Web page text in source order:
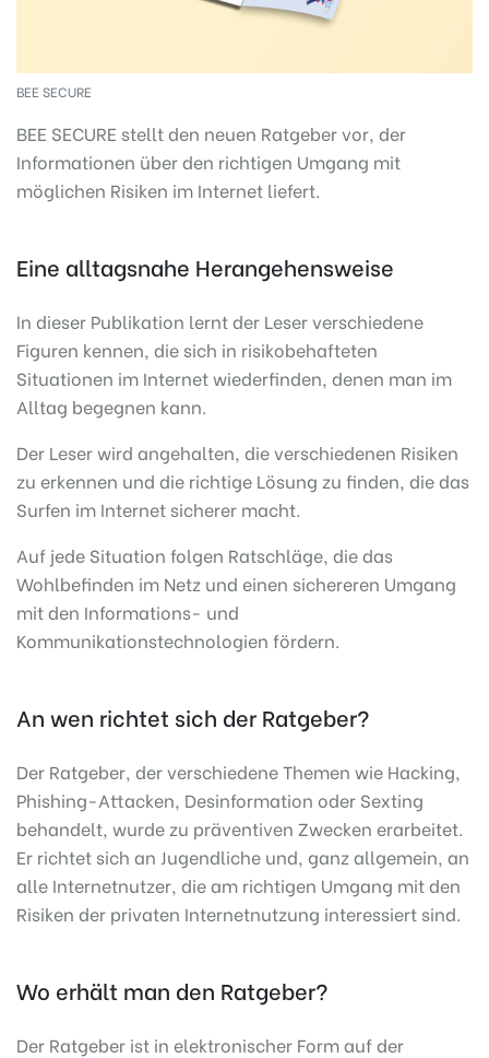
BEE SECURE
BEE SECURE stellt den neuen Ratgeber vor, der
Informationen über den richtigen Umgang mit
möglichen Risiken im Internet liefert.
Eine alltagsnahe Herangehensweise
In dieser Publikation lernt der Leser verschiedene
Figuren kennen, die sich in risikobehafteten
Situationen im Internet wiederfinden, denen man im
Alltag begegnen kann.
Der Leser wird angehalten, die verschiedenen Risiken
zu erkennen und die richtige Lösung zu finden, die das
Surfen im Internet sicherer macht.
Auf jede Situation folgen Ratschläge, die das
Wohlbefinden im Netz und einen sichereren Umgang
mit den Informations- und
Kommunikationstechnologien fördern.
An wen richtet sich der Ratgeber?
Der Ratgeber, der verschiedene Themen wie Hacking,
Phishing-Attacken, Desinformation oder Sexting
behandelt, wurde zu präventiven Zwecken erarbeitet.
Er richtet sich an Jugendliche und, ganz allgemein, an
alle Internetnutzer, die am richtigen Umgang mit den
Risiken der privaten Internetnutzung interessiert sind.
Wo erhält man den Ratgeber?
Der Ratgeber ist in elektronischer Form auf der